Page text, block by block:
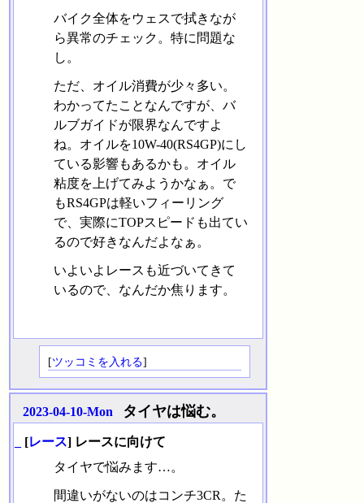
バイク全体をウェスで拭きなが
ら異常のチェック。特に問題な
し。
ただ、オイル消費が少々多い。
わかってたことなんですが、バ
ルブガイドが限界なんですよ
ね。オイルを10W-40(RS4GP)にし
ている影響もあるかも。オイル
粘度を上げてみようかなぁ。で
もRS4GPは軽いフィーリング
で、実際にTOPスピードも出てい
るので好きなんだよなぁ。
いよいよレースも近づいてきて
いるので、なんだか焦ります。
[ツッコミを入れる]
2023-04-10-Mon タイヤは悩む。
[レース] レースに向けて
タイヤで悩みます…。
間違いがないのはコンチ3CR。た